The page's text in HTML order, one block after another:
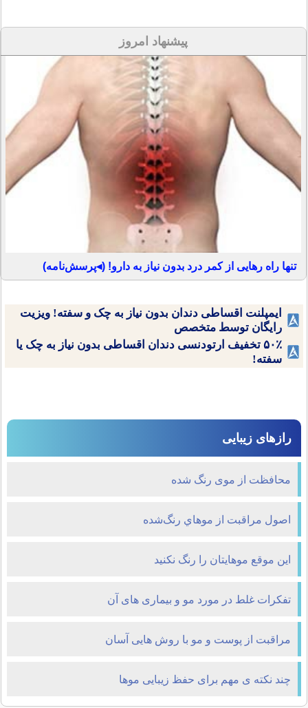
پیشنهاد امروز
تنها راه رهایی از کمر درد بدون نیاز به دارو! (◂پرسش‌نامه)
ایمپلنت اقساطی دندان بدون نیاز به چک و سفته! ویزیت
رایگان توسط متخصص
۵۰٪ تخفیف ارتودنسی دندان اقساطی بدون نیاز به چک یا
سفته!
رازهای زیبایی
محافظت از موی رنگ شده
اصول مراقبت از مو‌هاي رنگ‌شده
این موقع موهایتان را رنگ نکنید
تفکرات غلط در مورد مو و بیماری های آن
مراقبت از پوست و مو با روش هایی آسان
چند نکته ی مهم برای حفظ زیبایی موها